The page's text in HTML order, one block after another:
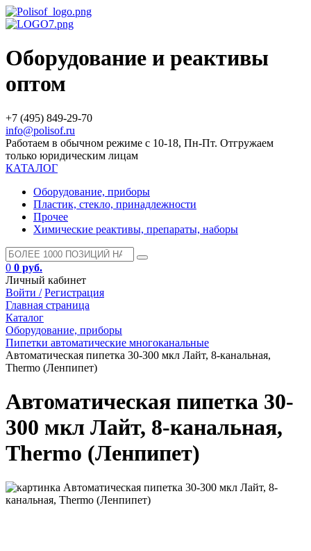
Оборудование и реактивы
оптом
+7 (495) 849-29-70
info@polisof.ru
Работаем в обычном режиме с 10-18, Пн-Пт. Отгружаем
только юридическим лицам
КАТАЛОГ
Оборудование, приборы
Пластик, стекло, принадлежности
Прочее
Химические реактивы, препараты, наборы
0 0 руб.
Личный кабинет
Войти / Регистрация
Главная страница
Каталог
Оборудование, приборы
Пипетки автоматические многоканальные
Автоматическая пипетка 30-300 мкл Лайт, 8-канальная,
Thermo (Ленпипет)
Автоматическая пипетка 30-
300 мкл Лайт, 8-канальная,
Thermo (Ленпипет)